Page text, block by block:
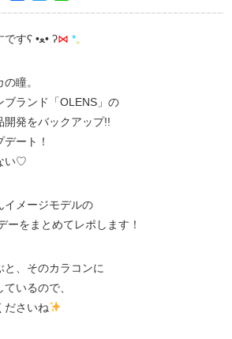
こんにちは、ももたすですʕ •ﻌ• ʔ⋈ *。
瞳。
ブランド「OLENS」の
開発をバックアップ!!
ート！
い♡
イメージモデルの
ーをまとめてレポします！
、そのカラコンに
いるので、
ださいね